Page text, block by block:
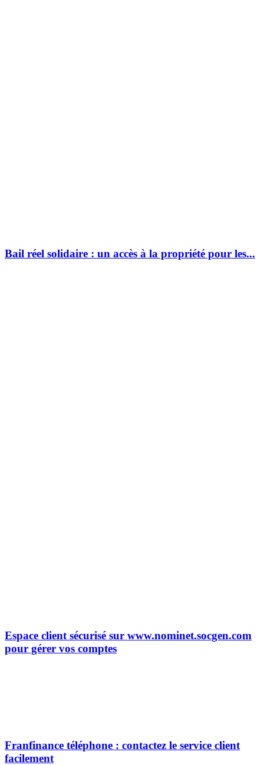
Bail réel solidaire : un accès à la propriété pour les...
Espace client sécurisé sur www.nominet.socgen.com
pour gérer vos comptes
Franfinance téléphone : contactez le service client
facilement